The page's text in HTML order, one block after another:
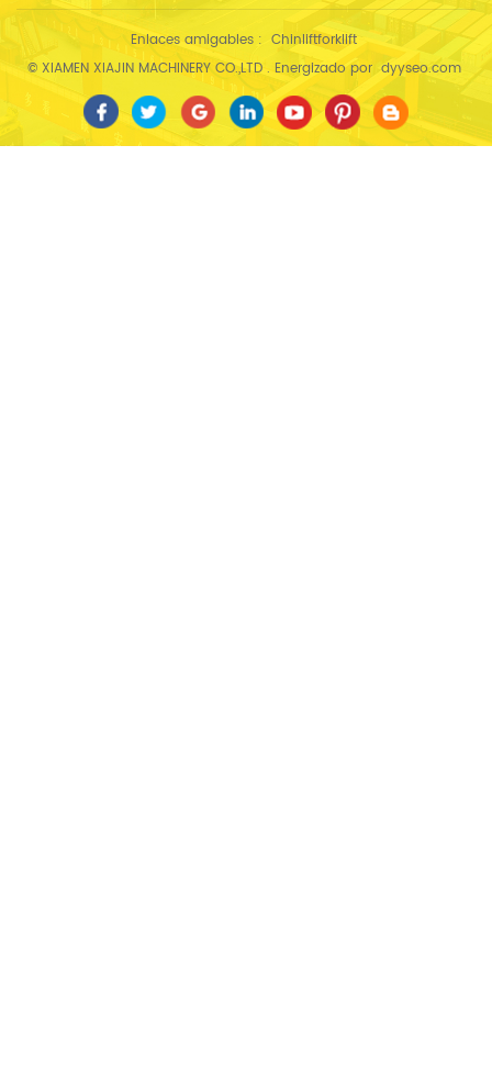
Enlaces amigables : Chinliftforklift
© XIAMEN XIAJIN MACHINERY CO.,LTD . Energizado por dyyseo.com